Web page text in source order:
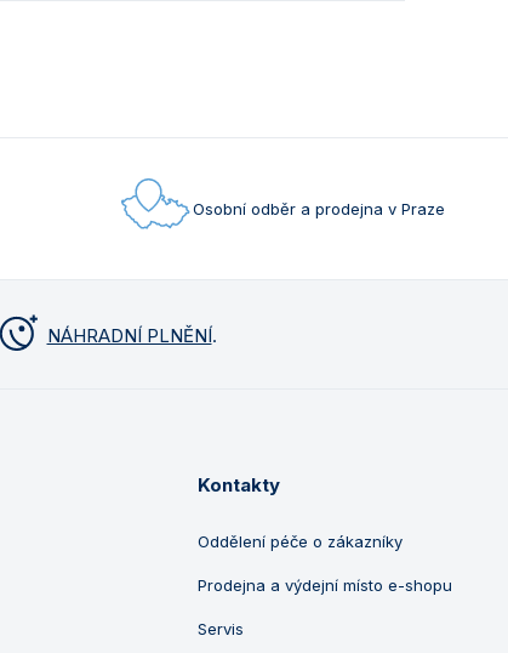
Osobní odběr a prodejna v Praze
NÁHRADNÍ PLNĚNÍ.
Kontakty
Oddělení péče o zákazníky
Prodejna a výdejní místo e-shopu
Servis